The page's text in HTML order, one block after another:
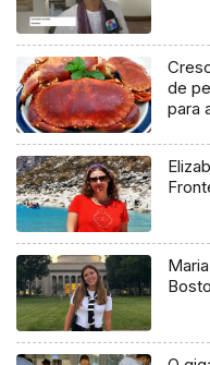
de
para